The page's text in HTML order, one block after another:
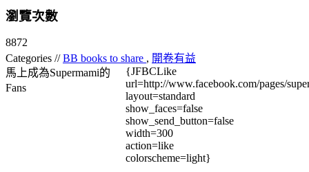
瀏覽次數
8872
Categories //BB books to share , 開卷有益
馬上成為Supermami的
Fans
{JFBCLike
url=http://www.facebook.com/pages/
layout=standard
show_faces=false
show_send_button=false
width=300
action=like
colorscheme=light}